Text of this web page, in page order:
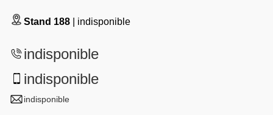
Stand 188 | indisponible
indisponible
indisponible
indisponible